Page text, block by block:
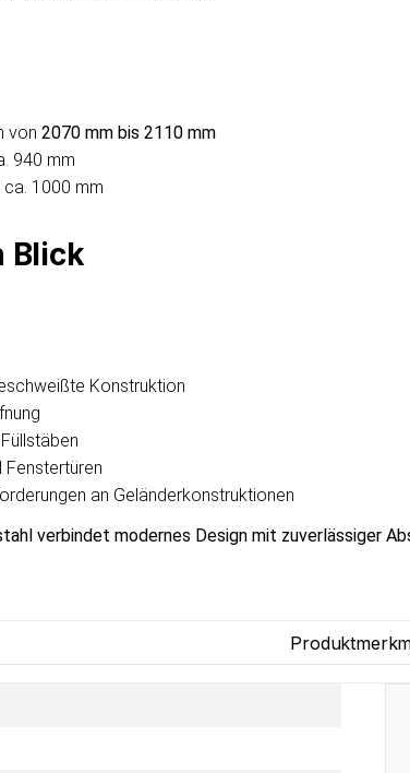
von 2070 mm bis 2110 mm
940 mm
1000 mm
Blick
Konstruktion
an Geländerkonstruktionen
verbindet modernes Design mit zuverlässiger